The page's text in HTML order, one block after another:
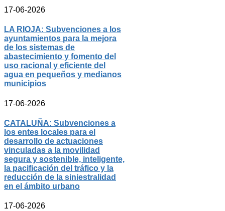
17-06-2026
LA RIOJA: Subvenciones a los
ayuntamientos para la mejora
de los sistemas de
abastecimiento y fomento del
uso racional y eficiente del
agua en pequeños y medianos
municipios
17-06-2026
CATALUÑA: Subvenciones a
los entes locales para el
desarrollo de actuaciones
vinculadas a la movilidad
segura y sostenible, inteligente,
la pacificación del tráfico y la
reducción de la siniestralidad
en el ámbito urbano
17-06-2026